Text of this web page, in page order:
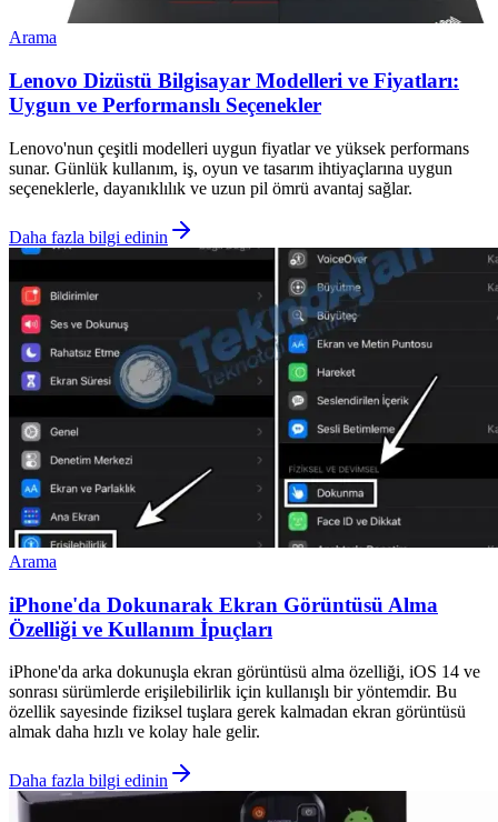
Arama
Lenovo Dizüstü Bilgisayar Modelleri ve Fiyatları:
Uygun ve Performanslı Seçenekler
Lenovo'nun çeşitli modelleri uygun fiyatlar ve yüksek performans
sunar. Günlük kullanım, iş, oyun ve tasarım ihtiyaçlarına uygun
seçeneklerle, dayanıklılık ve uzun pil ömrü avantaj sağlar.
Daha fazla bilgi edinin
Arama
iPhone'da Dokunarak Ekran Görüntüsü Alma
Özelliği ve Kullanım İpuçları
iPhone'da arka dokunuşla ekran görüntüsü alma özelliği, iOS 14 ve
sonrası sürümlerde erişilebilirlik için kullanışlı bir yöntemdir. Bu
özellik sayesinde fiziksel tuşlara gerek kalmadan ekran görüntüsü
almak daha hızlı ve kolay hale gelir.
Daha fazla bilgi edinin